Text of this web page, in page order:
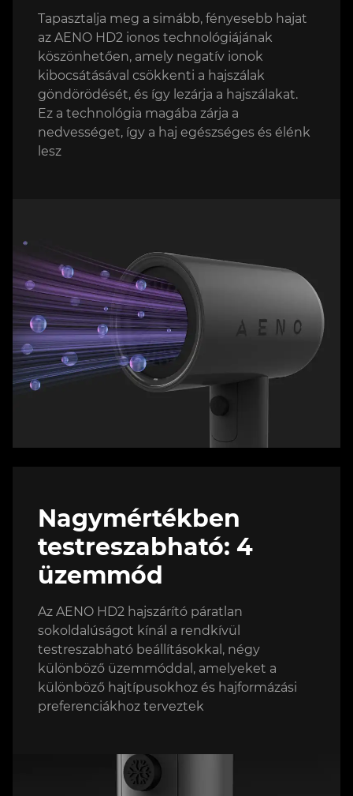
Tapasztalja meg a simább, fényesebb hajat
az AENO HD2 ionos technológiájának
köszönhetően, amely negatív ionok
kibocsátásával csökkenti a hajszálak
göndörödését, és így lezárja a hajszálakat.
Ez a technológia magába zárja a
nedvességet, így a haj egészséges és élénk
lesz
Nagymértékben
testreszabható: 4
üzemmód
Az AENO HD2 hajszárító páratlan
sokoldalúságot kínál a rendkívül
testreszabható beállításokkal, négy
különböző üzemmóddal, amelyeket a
különböző hajtípusokhoz és hajformázási
preferenciákhoz terveztek